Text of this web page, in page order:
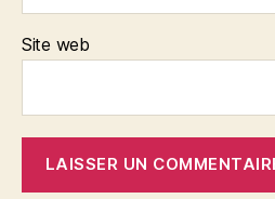
Site web